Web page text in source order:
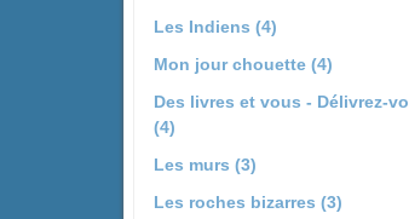
Les Indiens (4)
Mon jour chouette (4)
Des livres et vous - Délivrez-
(4)
Les murs (3)
Les roches bizarres (3)